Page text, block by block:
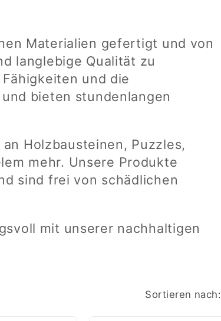
Materialien gefertigt und von
langlebige Qualität zu
und die
bieten stundenlangen
Holzbausteinen, Puzzles,
mehr. Unsere Produkte
sind frei von schädlichen
mit unserer nachhaltigen
Sortieren nach: